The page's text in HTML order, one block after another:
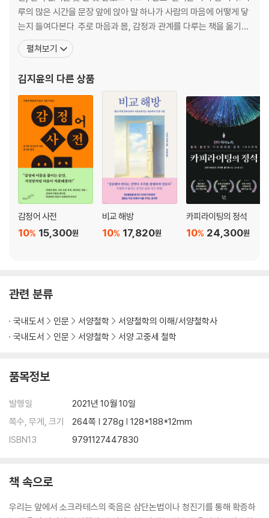
루의 많은 시간을 문장 앞에 앉아 말 하나가 사람의 마음에 어떻게 닿
는지 들여다본다. 주로 마음과 몸, 감정과 관계를 다루는 책을 옮기
며, 감정을 이해하고 표현하는 언어에 특히 집중하고 있다. 완벽한 문
장보다 오래 곁에 남는 문장을 만들고 싶다. 사람을 더 깊이 이해하고
키며 살아가는 중이다. 옮긴 책으로는 《
펼쳐보기
김지윤의 다른 상품
감정어 사전
15,300원
10%
비교 해방
17,820원
10%
카피라이팅의 정석
24,300원
10%
관련 분류
국내도서 인문 서양철학
서양철학의 이해/서양철학사
국내도서
인문 서양철학 서양 고중세 철학
품목정보
발행일
2021년 10월 10일
쪽수, 무게, 크기
264쪽 | 278g | 128*188*12mm
ISBN13
9791127447830
책 속으로
우리는 앞에서 소크라테스의 죽음은 삼단논법이나 청진기를 통해 확증하